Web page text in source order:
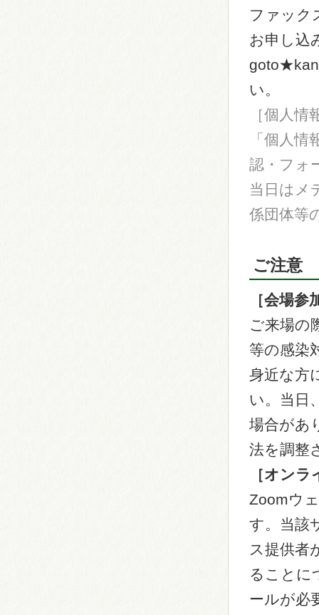
ファック
お申し込
い。
［個人
「個人
認・フォ
当日はメ
係団体等
ご注意
［会場参
ご来場の
等の感染
身近な方
い。当日
場合があ
法を調整
［オン
Zoomウ
す。当該
ス提供者
ることに
ールが必